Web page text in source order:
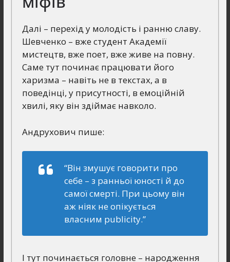
Далі – перехід у молодість і ранню славу.
Шевченко – вже студент Академії
мистецтв, вже поет, вже живе на повну.
Саме тут починає працювати його
харизма – навіть не в текстах, а в
поведінці, у присутності, в емоційній
хвилі, яку він здіймає навколо.
Андрухович пише:
“Він змушує говорити про
себе – з ранньої юності й до
самої смерті. При цьому він
аж ніяк не опікується
власним publicity.”
І тут починається головне – народження